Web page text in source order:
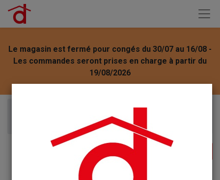
Le magasin est fermé pour congés du 30/07 au 16/08 -
Les commandes seront prises en charge à partir du
19/08/2026
Tézier graine Carotte Nantaise améliorée3 1*